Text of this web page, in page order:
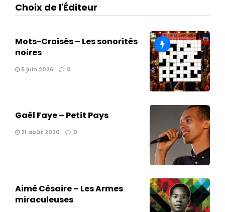
Choix de l'Éditeur
Mots-Croisés – Les sonorités
noires
5 juin 2026 0
Gaël Faye – Petit Pays
21 août 2020 0
Aimé Césaire – Les Armes
miraculeuses